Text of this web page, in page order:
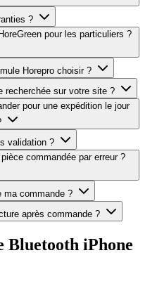
?
pour les particuliers ?
Horepro choisir ?
recherchée sur votre site ?
pour une expédition le jour
validation ?
commandée par erreur ?
ma commande ?
après commande ?
Bluetooth iPhone